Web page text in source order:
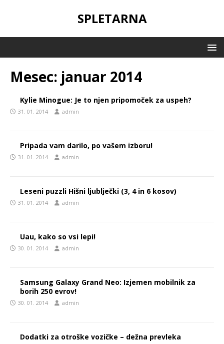
SPLETARNA
Mesec: januar 2014
Kylie Minogue: Je to njen pripomoček za uspeh?
31. 01. 2014 admin
Pripada vam darilo, po vašem izboru!
31. 01. 2014 admin
Leseni puzzli Hišni ljublječki (3, 4 in 6 kosov)
31. 01. 2014 admin
Uau, kako so vsi lepi!
30. 01. 2014 admin
Samsung Galaxy Grand Neo: Izjemen mobilnik za
borih 250 evrov!
30. 01. 2014 admin
Dodatki za otroške vozičke – dežna prevleka